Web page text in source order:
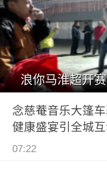
浪你马淮超开
念慈菴音乐大篷
健康盛宴引全城
07:22